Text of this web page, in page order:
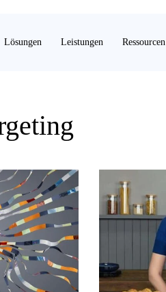
Lösungen Leistungen Ressourcen